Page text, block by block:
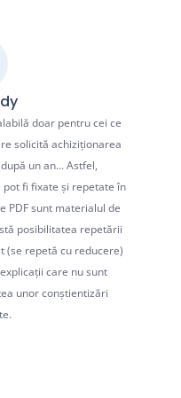
doar pentru cei ce
solicită achiziționarea
un an... Astfel,
fi fixate și repetate în
PDF sunt materialul de
posibilitatea repetării
(se repetă cu reducere)
care nu sunt
unor conștientizări